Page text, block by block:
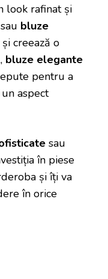
look rafinat și
sau bluze
creează o
bluze elegante
pentru a
aspect
sau
în piese
și îți va
în orice